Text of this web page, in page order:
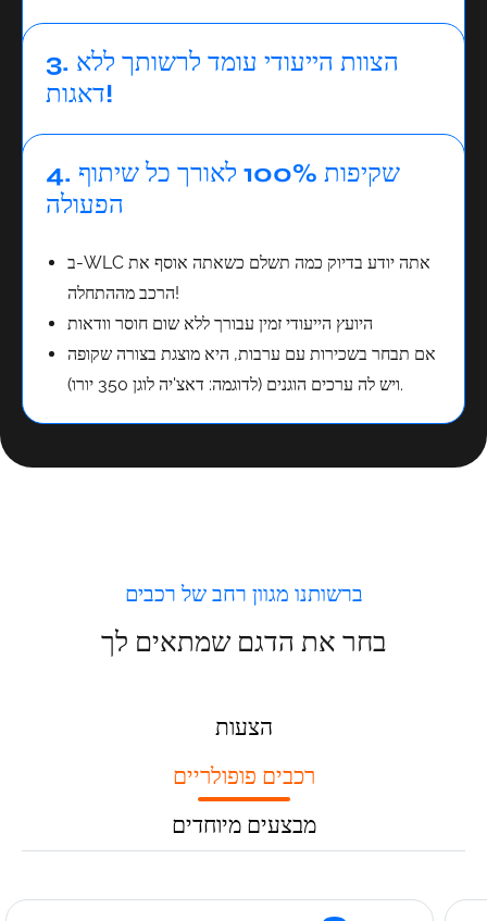
3. הצוות הייעודי עומד לרשותך ללא
דאגות!
4. שקיפות 100% לאורך כל שיתוף
הפעולה
ב-WLC אתה יודע בדיוק כמה תשלם כשאתה אוסף את
הרכב מההתחלה!
היועץ הייעודי זמין עבורך ללא שום חוסר וודאות
אם תבחר בשכירות עם ערבות, היא מוצגת בצורה שקופה
ויש לה ערכים הוגנים (לדוגמה: דאצ'יה לוגן 350 יורו).
ברשותנו מגוון רחב של רכבים
בחר את הדגם שמתאים לך
הצעות
רכבים פופולריים
מבצעים מיוחדים